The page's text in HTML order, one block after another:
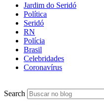
Jardim do Seridó
Política
Seridó
RN
Polícia
Brasil
Celebridades
Coronavírus
Search